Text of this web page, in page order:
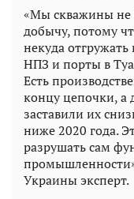
«Мы скважины не
добычу, потому
некуда
НПЗ и порты в
Есть
концу цепочки, а
заставили их
ниже 2020 года.
разрушать сам
Украины эксперт.